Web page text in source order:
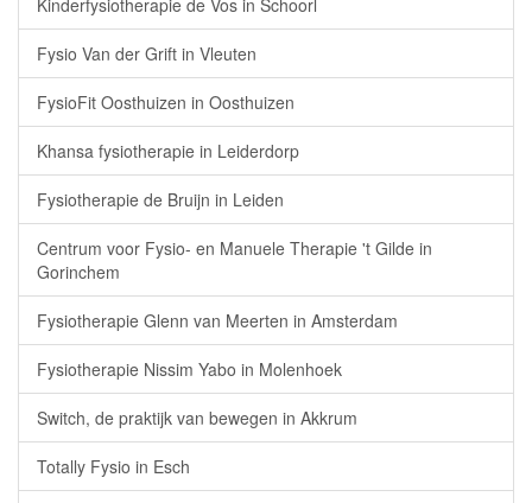
Kinderfysiotherapie de Vos in Schoorl
Fysio Van der Grift in Vleuten
FysioFit Oosthuizen in Oosthuizen
Khansa fysiotherapie in Leiderdorp
Fysiotherapie de Bruijn in Leiden
Centrum voor Fysio- en Manuele Therapie 't Gilde in
Gorinchem
Fysiotherapie Glenn van Meerten in Amsterdam
Fysiotherapie Nissim Yabo in Molenhoek
Switch, de praktijk van bewegen in Akkrum
Totally Fysio in Esch